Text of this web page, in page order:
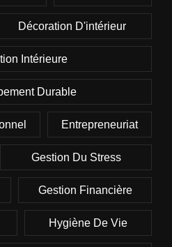
Décoration D'intérieur
Intérieure
Durable
Entrepreneuriat
Gestion Du Stress
Gestion Financière
Hygiène De Vie